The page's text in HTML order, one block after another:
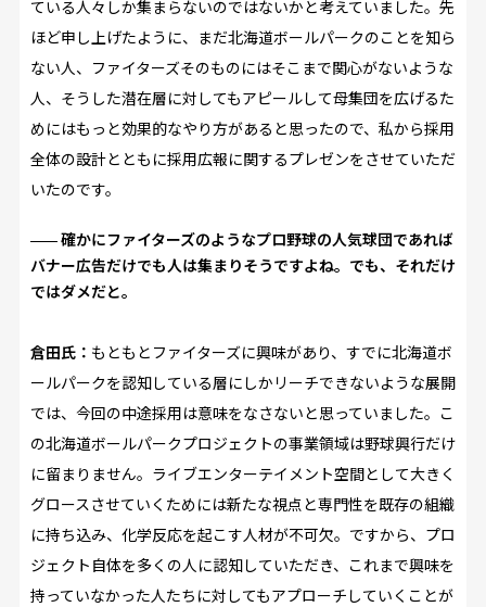
ている人々しか集まらないのではないかと考えていました。先
ほど申し上げたように、まだ北海道ボールパークのことを知ら
ない人、ファイターズそのものにはそこまで関心がないような
人、そうした潜在層に対してもアピールして母集団を広げるた
めにはもっと効果的なやり方があると思ったので、私から採用
全体の設計とともに採用広報に関するプレゼンをさせていただ
いたのです。
確かにファイターズのようなプロ野球の人気球団であれば
バナー広告だけでも人は集まりそうですよね。でも、それだけ
ではダメだと。
倉田氏： もともとファイターズに興味があり、すでに北海道ボ
ールパークを認知している層にしかリーチできないような展開
では、今回の中途採用は意味をなさないと思っていました。こ
の北海道ボールパークプロジェクトの事業領域は野球興行だけ
に留まりません。ライブエンターテイメント空間として大きく
グロースさせていくためには新たな視点と専門性を既存の組織
に持ち込み、化学反応を起こす人材が不可欠。ですから、プロ
ジェクト自体を多くの人に認知していただき、これまで興味を
持っていなかった人たちに対してもアプローチしていくことが